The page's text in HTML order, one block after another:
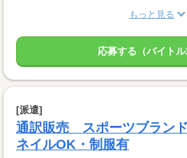
もっと見る
応募する（バイトル
[派遣]
通訳販売 スポーツブランド
ネイルOK・制服有